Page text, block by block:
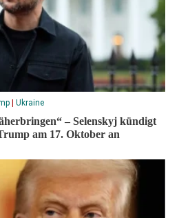
Ukraine
– Selenskyj kündigt
am 17. Oktober an